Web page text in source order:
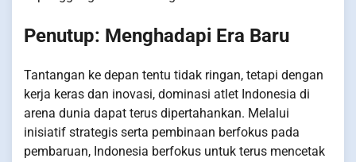
Penutup: Menghadapi Era Baru
Tantangan ke depan tentu tidak ringan, tetapi dengan
kerja keras dan inovasi, dominasi atlet Indonesia di
arena dunia dapat terus dipertahankan. Melalui
inisiatif strategis serta pembinaan berfokus pada
pembaruan, Indonesia berfokus untuk terus mencetak